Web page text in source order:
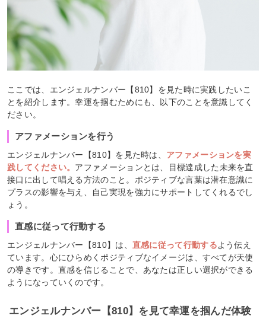
ここでは、エンジェルナンバー【810】を見た時に実践したいこ
とを紹介します。幸運を掴むためにも、以下のことを意識してく
ださい。
アファメーションを行う
エンジェルナンバー【810】を見た時は、 アファメーションを実
践してください。 アファメーションとは、目標達成した未来を直
接口に出して唱える方法のこと。ポジティブな言葉は潜在意識に
プラスの影響を与え、自己実現を強力にサポートしてくれるでし
ょう。
直感に従って行動する
エンジェルナンバー【810】は、 直感に従って行動するよう伝え
ています。心にひらめくポジティブなイメージは、すべてが天使
の導きです。直感を信じることで、あなたは正しい選択ができる
ようになっていくのです。
エンジェルナンバー【810】を見て幸運を掴んだ体験